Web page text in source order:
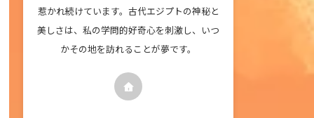
惹かれ続けています。古代エジプトの神秘と
美しさは、私の学問的好奇心を刺激し、いつ
かその地を訪れることが夢です。